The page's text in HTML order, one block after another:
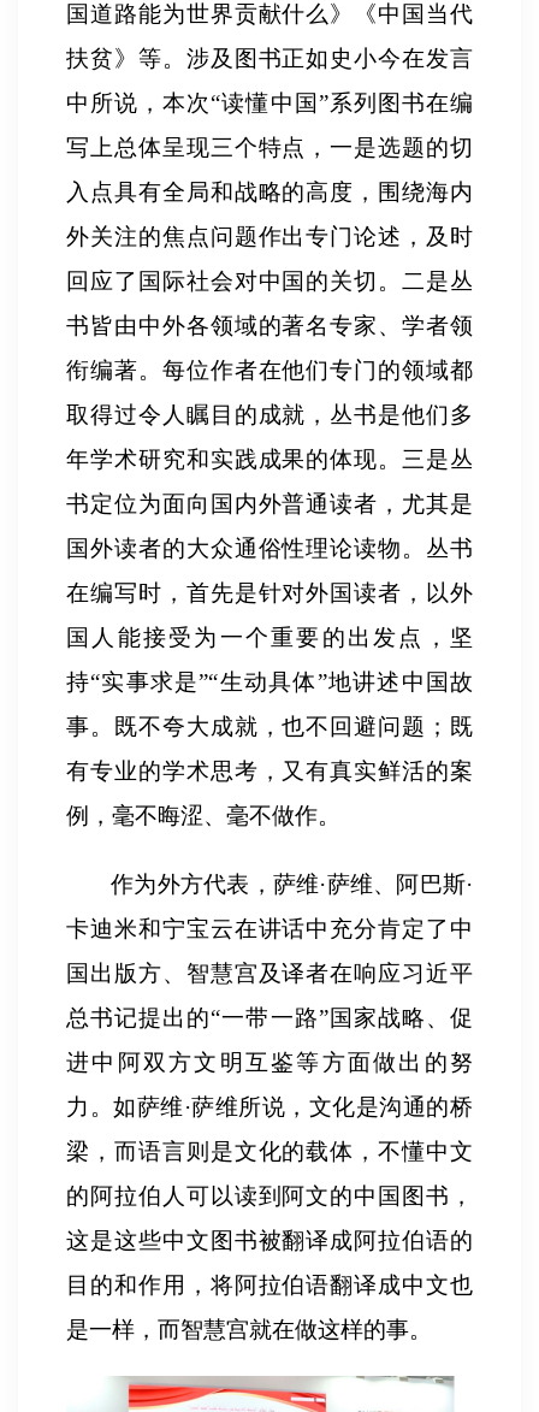
国道路能为世界贡献什么》《中国当代
扶贫》等。涉及图书正如史小今在发言
中所说，本次“读懂中国”系列图书在编
写上总体呈现三个特点，一是选题的切
入点具有全局和战略的高度，围绕海内
外关注的焦点问题作出专门论述，及时
回应了国际社会对中国的关切。二是丛
书皆由中外各领域的著名专家、学者领
衔编著。每位作者在他们专门的领域都
取得过令人瞩目的成就，丛书是他们多
年学术研究和实践成果的体现。三是丛
书定位为面向国内外普通读者，尤其是
国外读者的大众通俗性理论读物。丛书
在编写时，首先是针对外国读者，以外
国人能接受为一个重要的出发点，坚
持“实事求是”“生动具体”地讲述中国故
事。既不夸大成就，也不回避问题；既
有专业的学术思考，又有真实鲜活的案
例，毫不晦涩、毫不做作。
作为外方代表，萨维·萨维、阿巴斯·
卡迪米和宁宝云在讲话中充分肯定了中
国出版方、智慧宫及译者在响应习近平
总书记提出的“一带一路”国家战略、促
进中阿双方文明互鉴等方面做出的努
力。如萨维·萨维所说，文化是沟通的桥
梁，而语言则是文化的载体，不懂中文
的阿拉伯人可以读到阿文的中国图书，
这是这些中文图书被翻译成阿拉伯语的
目的和作用，将阿拉伯语翻译成中文也
是一样，而智慧宫就在做这样的事。